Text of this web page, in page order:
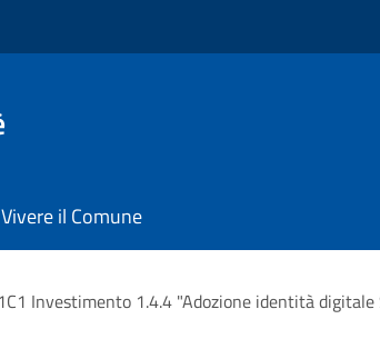
Vivere il Comune
Investimento 1.4.4 "Adozione identità digitale